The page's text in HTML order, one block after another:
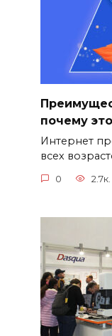
почему
Интернет
всех
0 2.7к.